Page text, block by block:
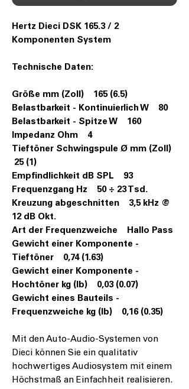
Hertz Dieci DSK 165.3 / 2
Komponenten System
Technische Daten:
Größe mm (Zoll) 165 (6.5)
Belastbarkeit - Kontinuierlich W 80
Belastbarkeit - Spitze W 160
Impedanz Ohm 4
Tieftöner Schwingspule Ø mm (Zoll)
25 (1)
Empfindlichkeit dB SPL 93
Frequenzgang Hz 50 ÷ 23 Tsd.
Kreuzung abgeschnitten 3,5 kHz @
12 dB Okt.
Art der Frequenzweiche Hallo Pass
Gewicht einer Komponente -
Tieftöner 0,74 (1.63)
Gewicht einer Komponente -
Hochtöner kg (lb) 0,03 (0.07)
Gewicht eines Bauteils -
Frequenzweiche kg (lb) 0,16 (0.35)
Mit den Auto-Audio-Systemen von
Dieci können Sie ein qualitativ
hochwertiges Audiosystem mit einem
Höchstmaß an Einfachheit realisieren.